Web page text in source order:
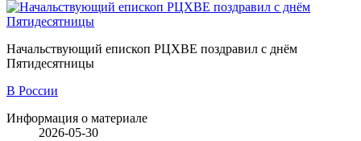
Начальствующий епископ РЦХВЕ поздравил с днём
Пятидесятницы
В России
Информация о материале
2026-05-30